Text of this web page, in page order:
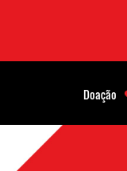
Doação